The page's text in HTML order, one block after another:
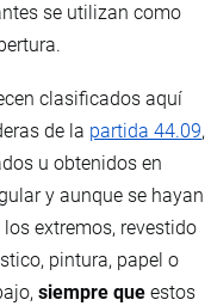
se utilizan como
clasificados aquí
de la partida 44.09,
u obtenidos en
y aunque se hayan
extremos, revestido
pintura, papel o
siempre que estos